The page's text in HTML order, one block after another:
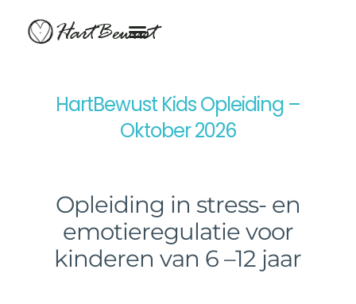
HartBewust
HartBewust Kids Opleiding –
Oktober 2026
Opleiding in stress- en
emotieregulatie voor
kinderen van 6 –12 jaar